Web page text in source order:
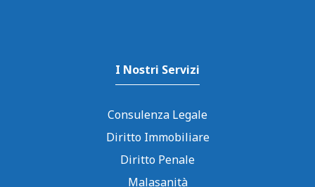
I Nostri Servizi
Consulenza Legale
Diritto Immobiliare
Diritto Penale
Malasanità